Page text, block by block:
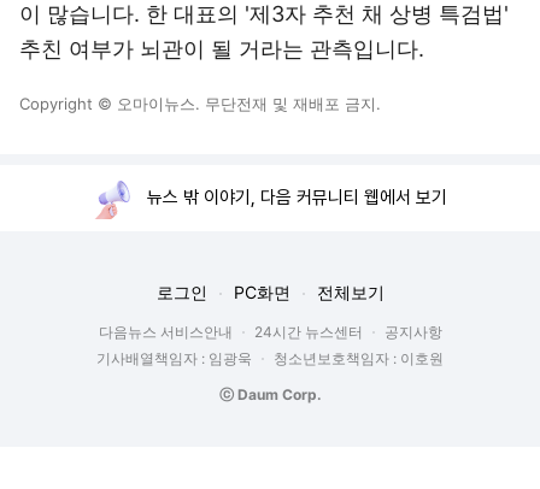
이 많습니다. 한 대표의 '제3자 추천 채 상병 특검법'
추친 여부가 뇌관이 될 거라는 관측입니다.
Copyright © 오마이뉴스. 무단전재 및 재배포 금지.
뉴스 밖 이야기, 다음 커뮤니티 웹에서 보기
로그인 PC화면 전체보기
다음뉴스 서비스안내 24시간 뉴스센터
공지사항
기사배열책임자 : 임광욱
청소년보호책임자 : 이호원
ⓒ Daum Corp.